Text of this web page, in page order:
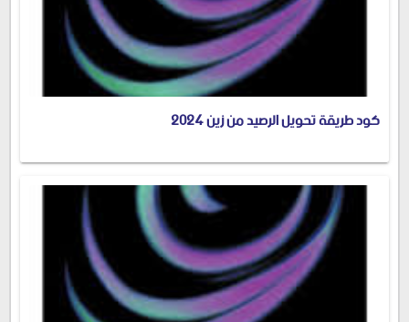
كود طريقة تحويل الرصيد من زين 2024